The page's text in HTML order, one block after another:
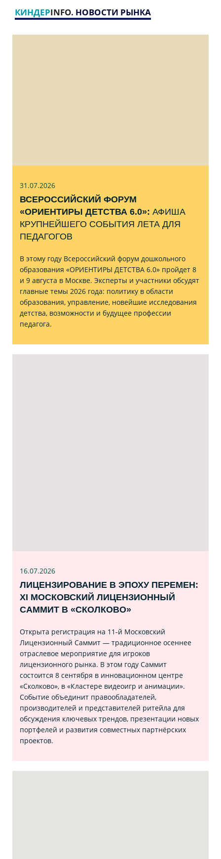
КИНДЕРINFO. НОВОСТИ РЫНКА
31.07.2026
ВСЕРОССИЙСКИЙ ФОРУМ
«ОРИЕНТИРЫ ДЕТСТВА 6.0»: АФИША
КРУПНЕЙШЕГО СОБЫТИЯ ЛЕТА ДЛЯ
ПЕДАГОГОВ
В этому году Всероссийский форум дошкольного
образования «ОРИЕНТИРЫ ДЕТСТВА 6.0» пройдет 8
и 9 августа в Москве. Эксперты и участники обсудят
главные темы 2026 года: политику в области
образования, управление, новейшие исследования
детства, возможности и будущее профессии
педагога.
16.07.2026
ЛИЦЕНЗИРОВАНИЕ В ЭПОХУ ПЕРЕМЕН:
XI МОСКОВСКИЙ ЛИЦЕНЗИОННЫЙ
САММИТ В «СКОЛКОВО»
Открыта регистрация на 11‑й Московский
Лицензионный Саммит — традиционное осеннее
отраслевое мероприятие для игроков
лицензионного рынка. В этом году Саммит
состоится 8 сентября в инновационном центре
«Сколково», в «Кластере видеоигр и анимации».
Событие объединит правообладателей,
производителей и представителей ритейла для
обсуждения ключевых трендов, презентации новых
портфелей и развития совместных партнёрских
проектов.